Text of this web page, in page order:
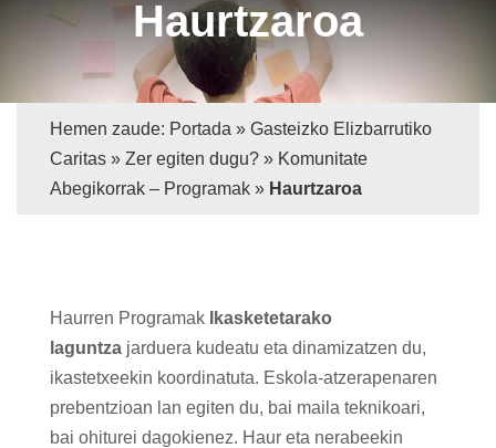
Haurtzaroa
Hemen zaude: Portada » Gasteizko Elizbarrutiko
Caritas » Zer egiten dugu? » Komunitate
Abegikorrak – Programak » Haurtzaroa
Haurren Programak
Ikasketetarako
laguntza jarduera kudeatu eta dinamizatzen du,
ikastetxeekin koordinatuta. Eskola-atzerapenaren
prebentzioan lan egiten du, bai maila teknikoari,
bai ohiturei dagokienez. Haur eta nerabeekin